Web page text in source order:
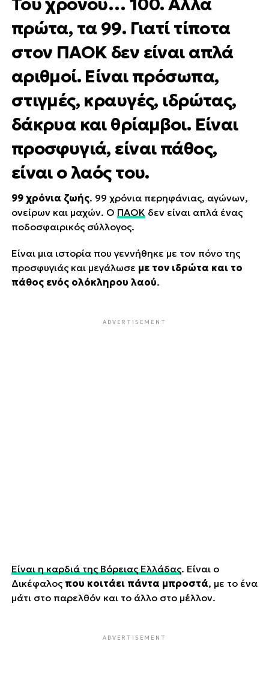
πρώτα, τα 99. Γιατί τίποτα
στον ΠΑΟΚ δεν είναι απλά
αριθμοί. Είναι πρόσωπα,
στιγμές, κραυγές, ιδρώτας,
δάκρυα και θρίαμβοι. Είναι
προσφυγιά, είναι πάθος,
είναι ο λαός του.
99 χρόνια ζωής. 99 χρόνια περηφάνιας, αγώνων,
ονείρων και μαχών. Ο ΠΑΟΚ δεν είναι απλά ένας
ποδοσφαιρικός σύλλογος.
Είναι μια ιστορία που γεννήθηκε με τον πόνο της
προσφυγιάς και μεγάλωσε με τον ιδρώτα και το
πάθος ενός ολόκληρου λαού.
ADVERTISEMENT
Είναι η καρδιά της Βόρειας Ελλάδας. Είναι ο
Δικέφαλος που κοιτάει πάντα μπροστά, με το ένα
μάτι στο παρελθόν και το άλλο στο μέλλον.
ADVERTISEMENT